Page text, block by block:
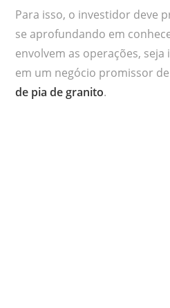
Para isso, o investidor deve
se aprofundando em
envolvem as operações,
em um negócio promissor
de pia de granito.